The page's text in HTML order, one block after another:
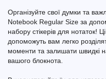
Організуйте свої думки та
Notebook Regular Size за
набору стікерів для нотаток!
допоможуть вам легко
моменти та залишати швидкі
вашого блокнота.